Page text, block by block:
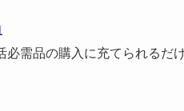
必需品の購入に充てられるだ